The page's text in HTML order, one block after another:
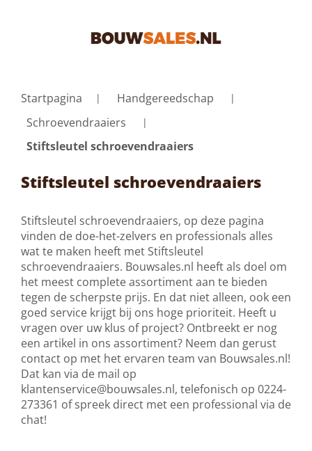
Startpagina
Handgereedschap
Schroevendraaiers
Stiftsleutel schroevendraaiers
Stiftsleutel schroevendraaiers
Stiftsleutel schroevendraaiers, op deze pagina
vinden de doe-het-zelvers en professionals alles
wat te maken heeft met Stiftsleutel
schroevendraaiers. Bouwsales.nl heeft als doel om
het meest complete assortiment aan te bieden
tegen de scherpste prijs. En dat niet alleen, ook een
goed service krijgt bij ons hoge prioriteit. Heeft u
vragen over uw klus of project? Ontbreekt er nog
een artikel in ons assortiment? Neem dan gerust
contact op met het ervaren team van Bouwsales.nl!
Dat kan via de mail op
klantenservice@bouwsales.nl, telefonisch op 0224-
273361 of spreek direct met een professional via de
chat!